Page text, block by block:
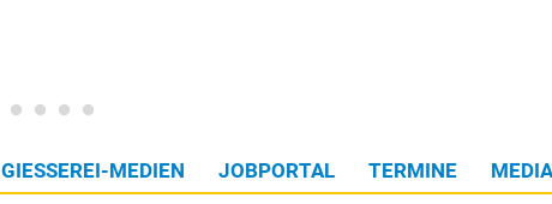
GIESSEREI-MEDIEN JOBPORTAL TERMINE